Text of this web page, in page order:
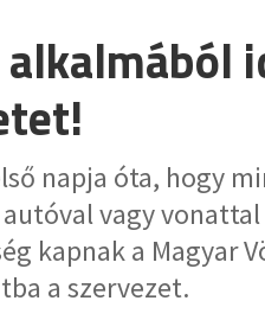
napja óta, hogy
vagy
kapnak a Magyar
a szervezet.